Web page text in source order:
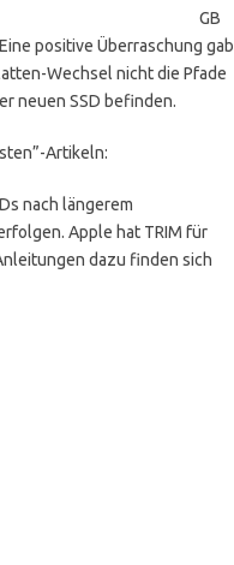
GB
positive Überraschung gab
Wechsel nicht die Pfade
neuen SSD befinden.
Artikeln:
nach längerem
Apple hat TRIM für
dazu finden sich